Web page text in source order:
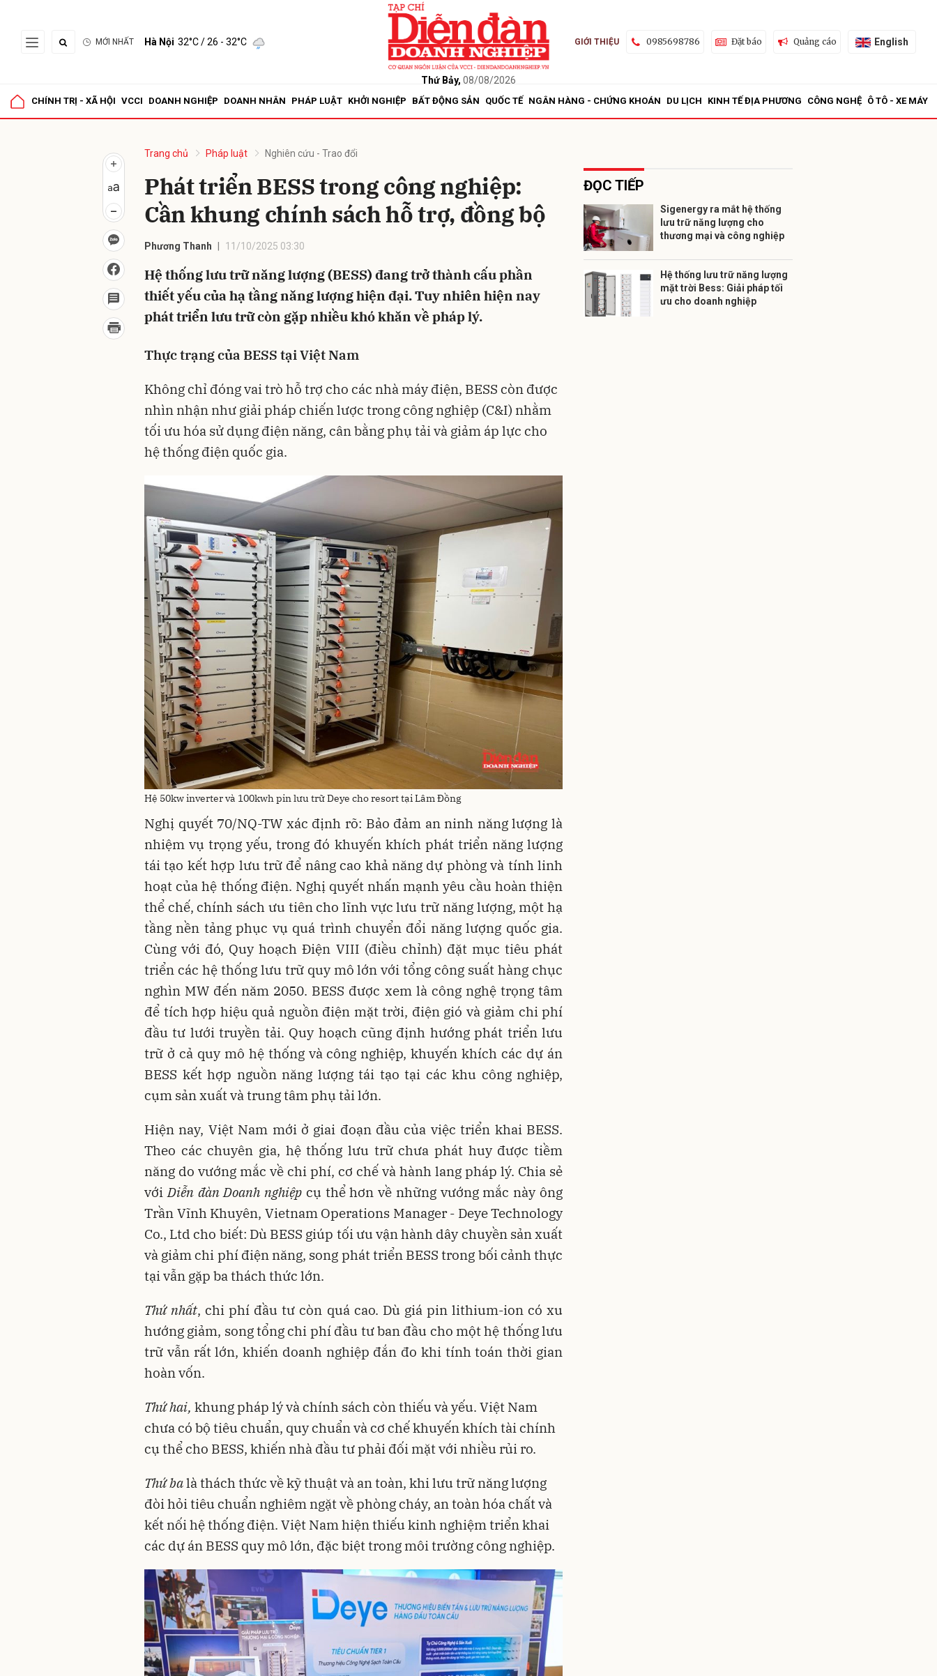
MỚI NHẤT Hà Nội 32°C/ 26 - 32°C
Thứ Bảy, 08/08/2026
GIỚI THIỆU 0985698786 Đặt báo Quảng cáo English
CHÍNH TRỊ - XÃ HỘI VCCI DOANH NGHIỆP DOANH NHÂN PHÁP LUẬT KHỞI NGHIỆP BẤT ĐỘNG SẢN QUỐC TẾ NGÂN HÀNG - CHỨNG KHOÁN DU LỊCH KINH TẾ ĐỊA PHƯƠNG CÔNG NGHỆ Ô TÔ - XE MÁY
Trang chủ Pháp luật Nghiên cứu - Trao đổi
Phát triển BESS trong công nghiệp:
Cần khung chính sách hỗ trợ, đồng bộ
Phương Thanh 11/10/2025 03:30
Hệ thống lưu trữ năng lượng (BESS) đang trở thành cấu phần
thiết yếu của hạ tầng năng lượng hiện đại. Tuy nhiên hiện nay
phát triển lưu trữ còn gặp nhiều khó khăn về pháp lý.
Thực trạng của BESS tại Việt Nam
Không chỉ đóng vai trò hỗ trợ cho các nhà máy điện, BESS còn được
nhìn nhận như giải pháp chiến lược trong công nghiệp (C&I) nhằm
tối ưu hóa sử dụng điện năng, cân bằng phụ tải và giảm áp lực cho
hệ thống điện quốc gia.
Hệ 50kw inverter và 100kwh pin lưu trữ Deye cho resort tại Lâm Đồng
Nghị quyết 70/NQ-TW xác định rõ: Bảo đảm an ninh năng lượng là
nhiệm vụ trọng yếu, trong đó khuyến khích phát triển năng lượng
tái tạo kết hợp lưu trữ để nâng cao khả năng dự phòng và tính linh
hoạt của hệ thống điện. Nghị quyết nhấn mạnh yêu cầu hoàn thiện
thể chế, chính sách ưu tiên cho lĩnh vực lưu trữ năng lượng, một hạ
tầng nền tảng phục vụ quá trình chuyển đổi năng lượng quốc gia.
Cùng với đó, Quy hoạch Điện VIII (điều chỉnh) đặt mục tiêu phát
triển các hệ thống lưu trữ quy mô lớn với tổng công suất hàng chục
nghìn MW đến năm 2050. BESS được xem là công nghệ trọng tâm
để tích hợp hiệu quả nguồn điện mặt trời, điện gió và giảm chi phí
đầu tư lưới truyền tải. Quy hoạch cũng định hướng phát triển lưu
trữ ở cả quy mô hệ thống và công nghiệp, khuyến khích các dự án
BESS kết hợp nguồn năng lượng tái tạo tại các khu công nghiệp,
cụm sản xuất và trung tâm phụ tải lớn.
Hiện nay, Việt Nam mới ở giai đoạn đầu của việc triển khai BESS.
Theo các chuyên gia, hệ thống lưu trữ chưa phát huy được tiềm
năng do vướng mắc về chi phí, cơ chế và hành lang pháp lý. Chia sẻ
với Diễn đàn Doanh nghiệp cụ thể hơn về những vướng mắc này ông
Trần Vĩnh Khuyên, Vietnam Operations Manager - Deye Technology
Co., Ltd cho biết: Dù BESS giúp tối ưu vận hành dây chuyền sản xuất
và giảm chi phí điện năng, song phát triển BESS trong bối cảnh thực
tại vẫn gặp ba thách thức lớn.
Thứ nhất, chi phí đầu tư còn quá cao. Dù giá pin lithium-ion có xu
hướng giảm, song tổng chi phí đầu tư ban đầu cho một hệ thống lưu
trữ vẫn rất lớn, khiến doanh nghiệp đắn đo khi tính toán thời gian
hoàn vốn.
Thứ hai, khung pháp lý và chính sách còn thiếu và yếu. Việt Nam
chưa có bộ tiêu chuẩn, quy chuẩn và cơ chế khuyến khích tài chính
cụ thể cho BESS, khiến nhà đầu tư phải đối mặt với nhiều rủi ro.
Thứ balà thách thức về kỹ thuật và an toàn, khi lưu trữ năng lượng
đòi hỏi tiêu chuẩn nghiêm ngặt về phòng cháy, an toàn hóa chất và
kết nối hệ thống điện. Việt Nam hiện thiếu kinh nghiệm triển khai
các dự án BESS quy mô lớn, đặc biệt trong môi trường công nghiệp.
ĐỌC TIẾP
Sigenergy ra mắt hệ thống
lưu trữ năng lượng cho
thương mại và công nghiệp
Hệ thống lưu trữ năng lượng
mặt trời Bess: Giải pháp tối
ưu cho doanh nghiệp
Gửi